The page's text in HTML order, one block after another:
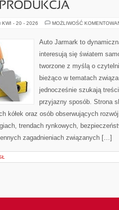
KWI - 20 - 2026 MOŻLIWOŚĆ
Auto Jarmark to
interesują się światem
tworzone z myślą o
bieżąco w tematach
jednocześnie szukają
przyjazny sposób. Strona
kółek oraz osób obserwujących
trendach rynkowych,
zagadnieniach związanych […]